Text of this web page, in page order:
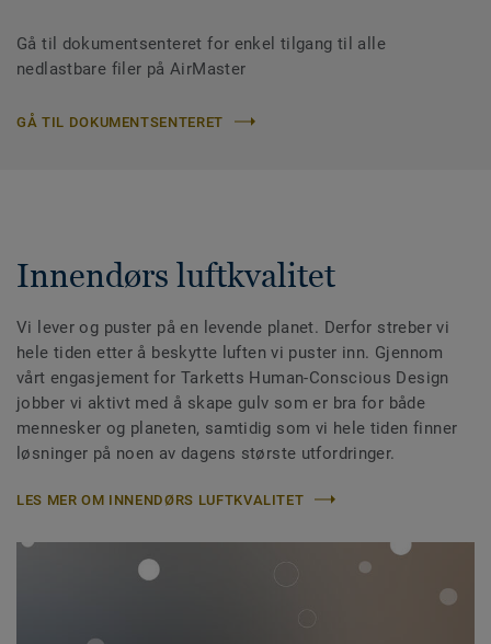
Gå til dokumentsenteret for enkel tilgang til alle
nedlastbare filer på AirMaster
GÅ TIL DOKUMENTSENTERET
Innendørs luftkvalitet
Vi lever og puster på en levende planet. Derfor streber vi
hele tiden etter å beskytte luften vi puster inn. Gjennom
vårt engasjement for Tarketts Human-Conscious Design
jobber vi aktivt med å skape gulv som er bra for både
mennesker og planeten, samtidig som vi hele tiden finner
løsninger på noen av dagens største utfordringer.
LES MER OM INNENDØRS LUFTKVALITET